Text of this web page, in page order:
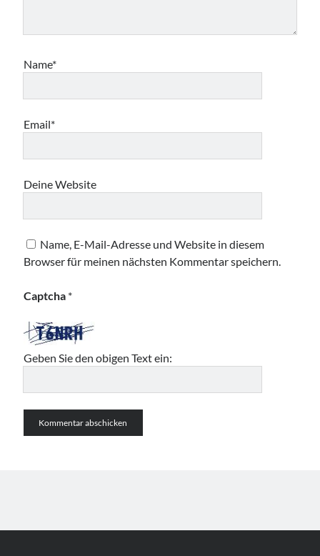
Name*
Email*
Deine Website
Name, E-Mail-Adresse und Website in diesem
Browser für meinen nächsten Kommentar speichern.
Captcha *
Geben Sie den obigen Text ein: